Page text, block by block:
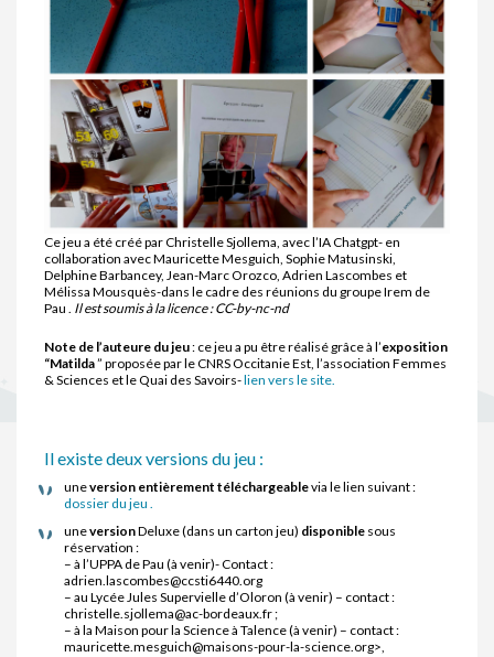
Ce jeu a été créé par Christelle Sjollema, avec l’IA Chatgpt- en
collaboration avec Mauricette Mesguich, Sophie Matusinski,
Delphine Barbancey, Jean-Marc Orozco, Adrien Lascombes et
Mélissa Mousquès-dans le cadre des réunions du groupe Irem de
Pau . Il est soumis à la licence : CC-by-nc-nd
Note de l’auteure du jeu: ce jeu a pu être réalisé grâce à l’exposition
“Matilda” proposée par le CNRS Occitanie Est, l’association Femmes
& Sciences et le Quai des Savoirs-lien vers le site.
Il existe deux versions du jeu :
uneversion entièrement téléchargeablevia le lien suivant :
dossier du jeu .
uneversionDeluxe (dans un carton jeu) disponible sous
réservation :
– à l’UPPA de Pau (à venir)- Contact :
adrien.lascombes@ccsti6440.org
– au Lycée Jules Supervielle d’Oloron (à venir) – contact :
christelle.sjollema@ac-bordeaux.fr ;
– à la Maison pour la Science à Talence (à venir) – contact :
mauricette.mesguich@maisons-pour-la-science.org>,